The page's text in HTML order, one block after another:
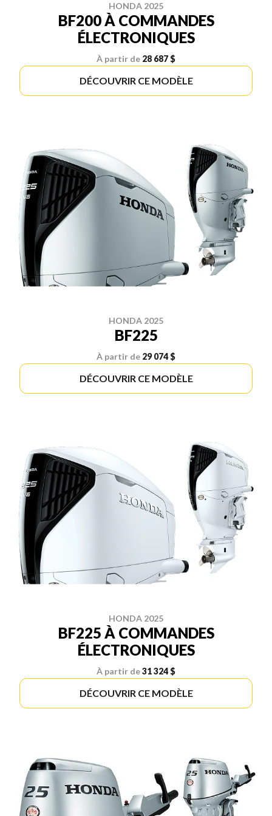
HONDA 2025
BF200 À COMMANDES
ÉLECTRONIQUES
À partir de 28 687 $
DÉCOUVRIR CE MODÈLE
HONDA 2025
BF225
À partir de 29 074 $
DÉCOUVRIR CE MODÈLE
HONDA 2025
BF225 À COMMANDES
ÉLECTRONIQUES
À partir de31 324 $
DÉCOUVRIR CE MODÈLE